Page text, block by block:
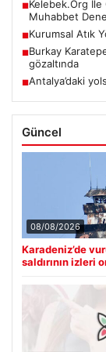
■Kelebek.Org
Muhabbet
■Kurumsal Atık
■Burkay
gözaltında
■Antalya’daki
Güncel
08/08/2026
Karadeniz’de
saldırının izleri